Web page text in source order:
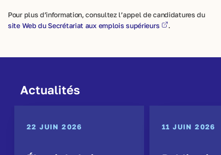
Pour plus d’information, consultez l’appel de candidatures du
site Web du Secrétariat aux emplois supérieurs
.
Actualités
22 JUIN 2026 11 JUIN 2026